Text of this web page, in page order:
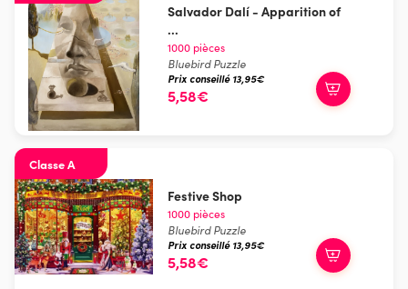
Salvador Dalí - Apparition of
...
1000 pièces
Bluebird Puzzle
Prix conseillé 13,95€
5,58€
Classe A
Festive Shop
1000 pièces
Bluebird Puzzle
Prix conseillé 13,95€
5,58€